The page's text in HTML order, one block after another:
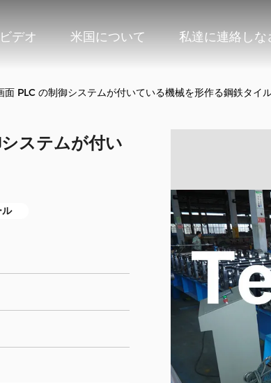
ビデオ 米国について 私達に連絡しな
PLC の制御システムが付いている機械を形作る鋼鉄タイ
ステムが付い
ル